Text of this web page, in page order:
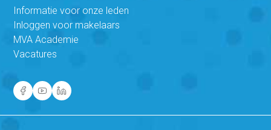
Informatie voor onze leden
Inloggen voor makelaars
MVA Academie
Vacatures